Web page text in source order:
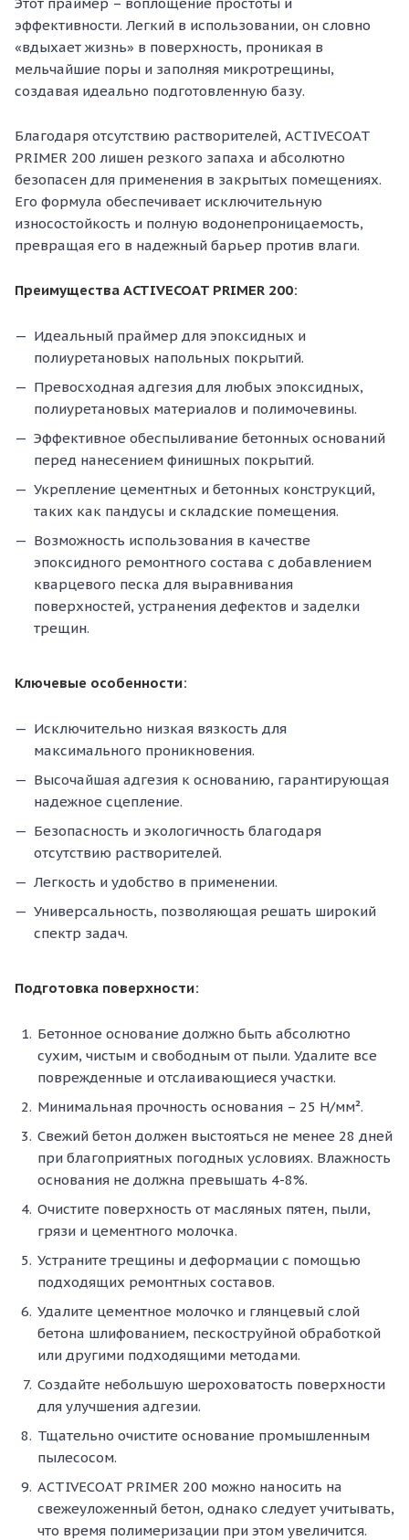
эффективности. Легкий в использовании, он словно
«вдыхает жизнь» в поверхность, проникая в
мельчайшие поры и заполняя микротрещины,
создавая идеально подготовленную базу.
Благодаря отсутствию растворителей, ACTIVECOAT
PRIMER 200 лишен резкого запаха и абсолютно
безопасен для применения в закрытых помещениях.
Его формула обеспечивает исключительную
износостойкость и полную водонепроницаемость,
превращая его в надежный барьер против влаги.
Преимущества ACTIVECOAT PRIMER 200:
Идеальный праймер для эпоксидных и
полиуретановых напольных покрытий.
Превосходная адгезия для любых эпоксидных,
полиуретановых материалов и полимочевины.
Эффективное обеспыливание бетонных оснований
перед нанесением финишных покрытий.
Укрепление цементных и бетонных конструкций,
таких как пандусы и складские помещения.
Возможность использования в качестве
эпоксидного ремонтного состава с добавлением
кварцевого песка для выравнивания
поверхностей, устранения дефектов и заделки
трещин.
Ключевые особенности:
Исключительно низкая вязкость для
максимального проникновения.
Высочайшая адгезия к основанию, гарантирующая
надежное сцепление.
Безопасность и экологичность благодаря
отсутствию растворителей.
Легкость и удобство в применении.
Универсальность, позволяющая решать широкий
спектр задач.
Подготовка поверхности:
Бетонное основание должно быть абсолютно
сухим, чистым и свободным от пыли. Удалите все
поврежденные и отслаивающиеся участки.
Минимальная прочность основания – 25 H/мм².
Свежий бетон должен выстояться не менее 28 дней
при благоприятных погодных условиях. Влажность
основания не должна превышать 4-8%.
Очистите поверхность от масляных пятен, пыли,
грязи и цементного молочка.
Устраните трещины и деформации с помощью
подходящих ремонтных составов.
Удалите цементное молочко и глянцевый слой
бетона шлифованием, пескоструйной обработкой
или другими подходящими методами.
Создайте небольшую шероховатость поверхности
для улучшения адгезии.
Тщательно очистите основание промышленным
пылесосом.
ACTIVECOAT PRIMER 200 можно наносить на
свежеуложенный бетон, однако следует учитывать,
что время полимеризации при этом увеличится.